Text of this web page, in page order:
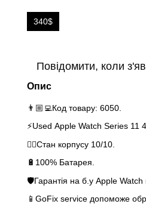
340$
Повідомити, коли
Опис
👨🏼‍💻Код товару: 6050.
⚡️Used Apple Watch Series 11
👌🏻Стан корпусу 10/10.
🔋100% Батарея.
🛡Гарантія на б.у Apple Watch
📱GoFix service допоможе